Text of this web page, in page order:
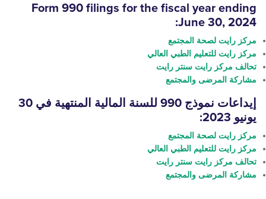
Form 990filingsfor the fiscal year
June 30,
لصحة المجتمع
للتعليم الطبي العالي
رايت سنتر رايت
والمجتمع
نموذج 990 للسنة المالية المنتهية في 30
لصحة المجتمع
للتعليم الطبي العالي
رايت سنتر رايت
والمجتمع